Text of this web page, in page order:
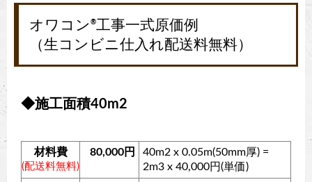
オワコン ®工事一式原価例
（生コンビニ仕入れ配送料無料）
◆施工面積40m2
材料費
(配送料無料)
80,000円
40m2 x 0.05m(50mm厚) =
2m3 x 40,000円(単価)